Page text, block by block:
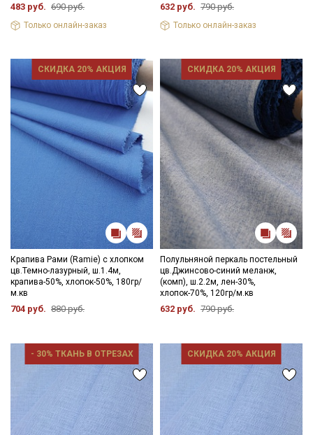
483 руб. 690 руб.
Только онлайн-заказ
632 руб. 790 руб.
Только онлайн-заказ
СКИДКА 20% АКЦИЯ
Крапива Рами (Ramie) с хлопком
цв.Темно-лазурный, ш.1.4м,
крапива-50%, хлопок-50%, 180гр/
м.кв
704 руб. 880 руб.
СКИДКА 20% АКЦИЯ
Полульняной перкаль постельный
цв.Джинсово-синий меланж,
(комп), ш.2.2м, лен-30%,
хлопок-70%, 120гр/м.кв
632 руб. 790 руб.
- 30% ТКАНЬ В ОТРЕЗАХ СКИДКА 20% АКЦИЯ